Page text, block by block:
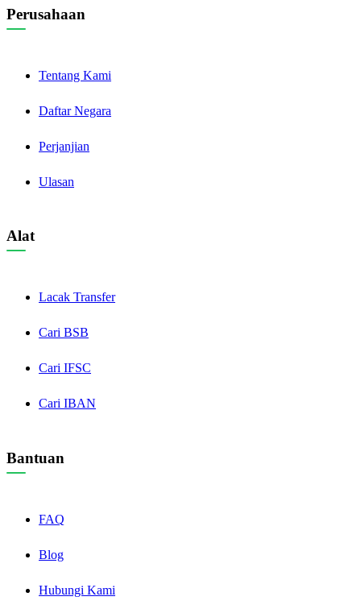
Perusahaan
Tentang Kami
Daftar Negara
Perjanjian
Ulasan
Alat
Lacak Transfer
Cari BSB
Cari IFSC
Cari IBAN
Bantuan
FAQ
Blog
Hubungi Kami